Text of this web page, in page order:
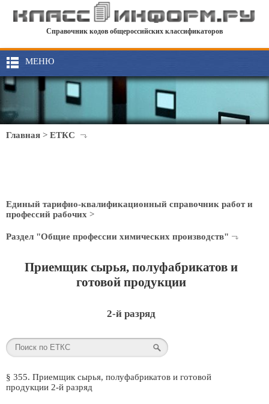
Справочник кодов общероссийских классификаторов
МЕНЮ
Главная > ЕТКС
Единый тарифно-квалификационный справочник работ и
профессий рабочих >
Раздел "Общие профессии химических производств"
Приемщик сырья, полуфабрикатов и
готовой продукции
2-й разряд
§ 355. Приемщик сырья, полуфабрикатов и готовой
продукции 2-й разряд